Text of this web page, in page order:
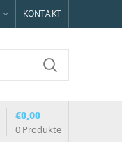
KONTAKT
0 Produkte
€0,00